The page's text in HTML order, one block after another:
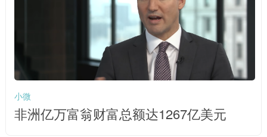
小微
非洲亿万富翁财富总额达1267亿美元